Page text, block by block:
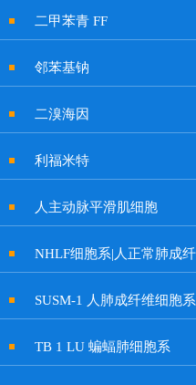
二甲苯青 FF
邻苯基钠
二溴海因
利福米特
人主动脉平滑肌细胞
SUSM-1 人肺成纤维细胞系
TB 1 LU 蝙蝠肺细胞系